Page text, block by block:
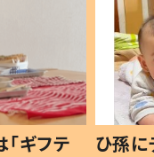
ギフテ
ひ孫